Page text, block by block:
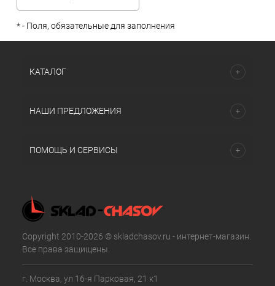
*- Поля, обязательные для заполнения
КАТАЛОГ
НАШИ ПРЕДЛОЖЕНИЯ
ПОМОЩЬ И СЕРВИСЫ
Copyright 2010-2026 © skladchasov.ru - интернет-магазин.
Все права защищены.
г. Москва, ул 16-я Парковая, 21 к1